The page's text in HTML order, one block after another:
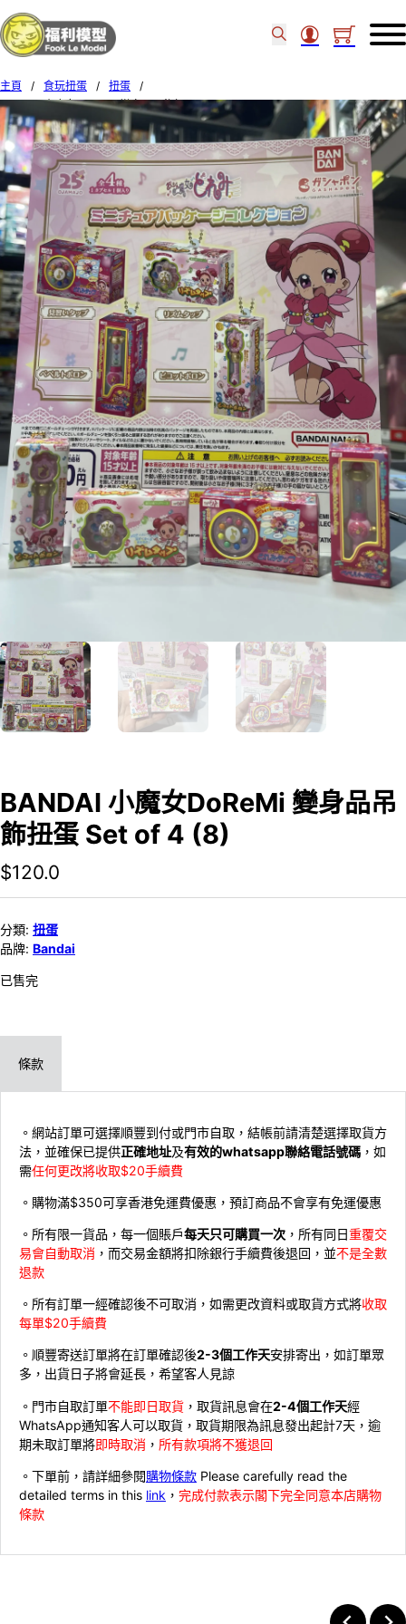
主頁 / 食玩扭蛋 / 扭蛋
/
BANDAI 小魔女DoReMi 變身品吊飾扭蛋 Set of 4 (8)
BANDAI 小魔女DoReMi 變身品吊
飾扭蛋 Set of 4 (8)
$120.0
分類: 扭蛋
品牌: Bandai
已售完
條款
。網站訂單可選擇順豐到付或門市自取，結帳前請清楚選擇取貨方
法，並確保已提供正確地址及有效的whatsapp聯絡電話號碼 ，如
需任何更改將收取$20手續費
。購物滿$350可享香港免運費優惠，預訂商品不會享有免運優惠
。所有限一貨品，每一個賬戶每天只可購買一次 ，所有同日重覆交
易會自動取消 ，而交易金額將扣除銀行手續費後退回，並不是全數
退款
。所有訂單一經確認後不可取消，如需更改資料或取貨方式將收取
每單$20手續費
。順豐寄送訂單將在訂單確認後2-3個工作天安排寄出，如訂單眾
多，出貨日子將會延長，希望客人見諒
。門市自取訂單不能即日取貨 ，取貨訊息會在2-4個工作天經
WhatsApp通知客人可以取貨，取貨期限為訊息發出起計7天，逾
期未取訂單將即時取消 ， 所有款項將不獲退回
。下單前，請詳細參閱購物條款 Please carefully read the
detailed terms in this link ， 完成付款表示閣下完全同意本店購物
條款